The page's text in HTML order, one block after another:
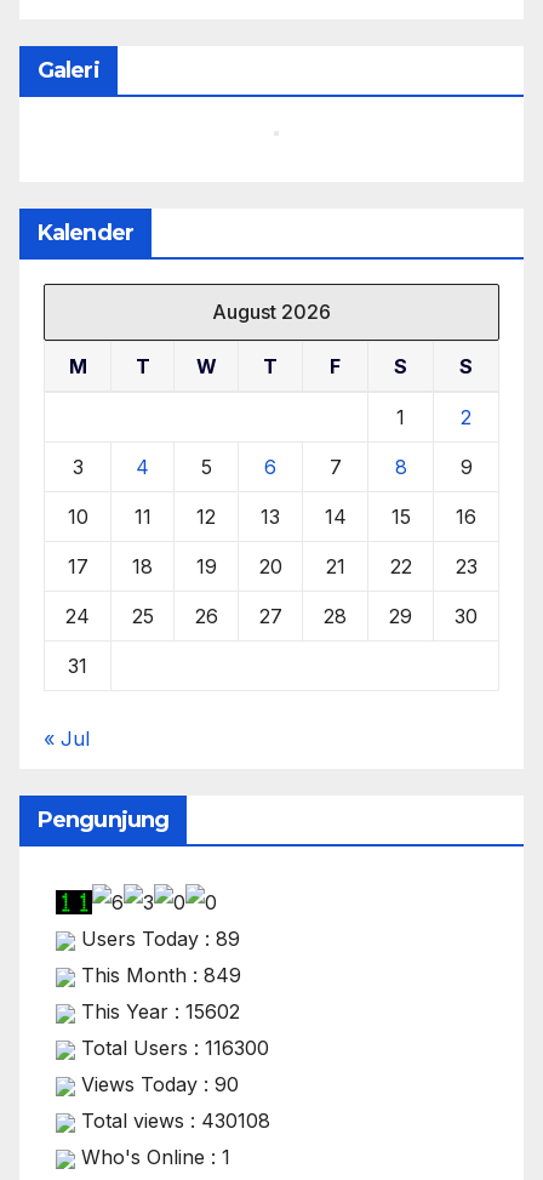
Galeri
Kalender
August 2026
M T W T F S S
1 2
3 4 5 6 7 8 9
10 11 12 13 14 15 16
17 18 19 20 21 22 23
24 25 26 27 28 29 30
31
« Jul
Pengunjung
Users Today : 89
This Month : 849
This Year : 15602
Total Users : 116300
Views Today : 90
Total views : 430108
Who's Online : 1